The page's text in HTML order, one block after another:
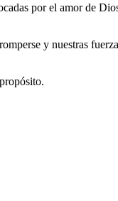
por el amor de
y nuestras